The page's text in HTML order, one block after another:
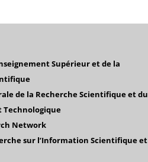
Supérieur et de la
de la Recherche Scientifiqueet du
Technologique
Network
sur l’Information Scientifique et